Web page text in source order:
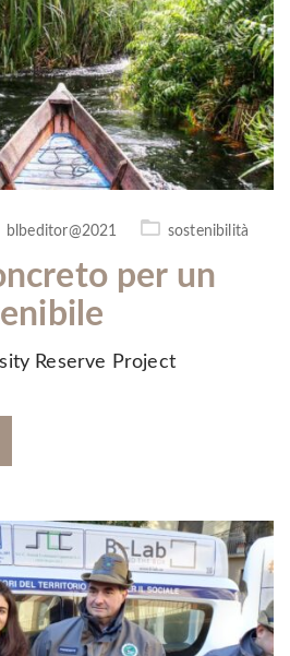
blbeditor@2021 sostenibilità
per un
Reserve Project